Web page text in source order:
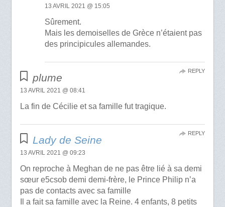
13 AVRIL 2021 @ 15:05
Sûrement.
Mais les demoiselles de Grèce n’étaient pas
des principicules allemandes.
plume
13 AVRIL 2021 @ 08:41
La fin de Cécilie et sa famille fut tragique.
REPLY
Lady de Seine
13 AVRIL 2021 @ 09:23
On reproche à Meghan de ne pas être lié à sa demi
sœur e5csob demi demi-frère, le Prince Philip n’a
pas de contacts avec sa famille
Il a fait sa famille avec la Reine. 4 enfants, 8 petits
REPLY